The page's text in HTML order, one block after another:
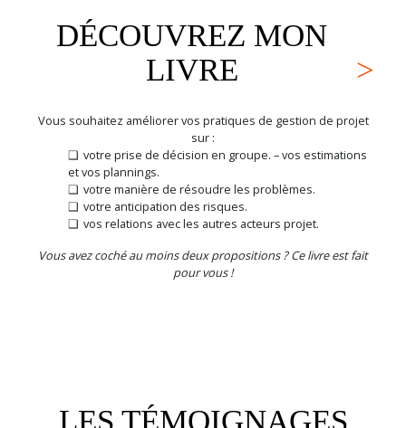
DÉCOUVREZ MON
LIVRE
Vous souhaitez améliorer vos pratiques de gestion de projet
sur :
votre prise de décision en groupe. – vos estimations
et vos plannings.
votre manière de résoudre les problèmes.
votre anticipation des risques.
vos relations avec les autres acteurs projet.
Vous avez coché au moins deux propositions ? Ce livre est fait
pour vous !
LES TÉMOIGNAGES